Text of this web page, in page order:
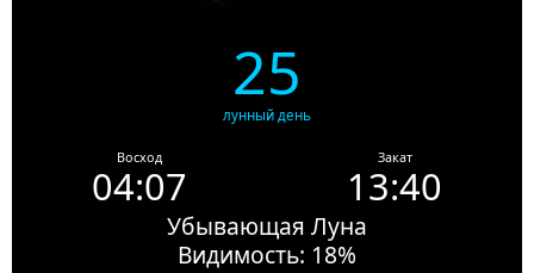
25
лунный день
Восход
04:07
Закат
13:40
Убывающая Луна
Видимость: 18%